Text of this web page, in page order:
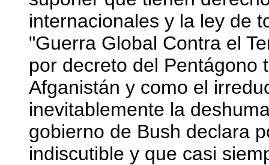
internacionales y la ley de
"Guerra Global Contra el
por decreto del Pentágono
Afganistán y como el
inevitablemente la
gobierno de Bush declara
indiscutible y que casi